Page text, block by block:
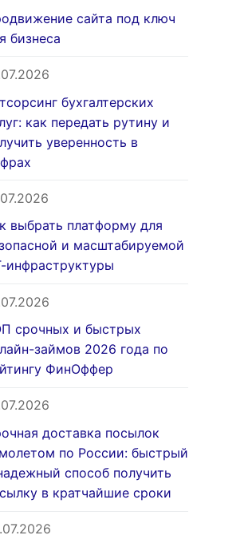
сайта под ключ
бизнеса
бухгалтерских
как передать рутину и
уверенность в
выбрать платформу для
и масштабируемой
инфраструктуры
срочных и быстрых
займов 2026 года по
ФинОффер
доставка посылок
по России: быстрый
способ получить
в кратчайшие сроки